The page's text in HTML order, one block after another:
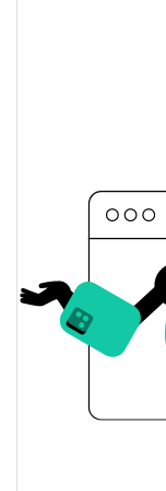
Abertura /
A mudança de
Volume de
Histórico do